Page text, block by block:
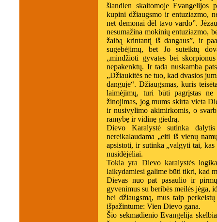
šiandien skaitomoje Evangelijos
kupini džiaugsmo ir entuziazmo,
net demonai dėl tavo vardo”.
nesumažina mokinių entuziazmo,
žaibą krintantį iš dangaus”, ir
sugebėjimų, bet Jo suteiktų
„mindžioti gyvates bei
nepakenktų. Ir tada nuskamba
„Džiaukitės ne tuo, kad dvasios
danguje“. Džiaugsmas, kuris
laimėjimų, turi būti pagrįstas ne
žinojimas, jog mums skirta vieta
ir nusivylimo akimirkomis, o
ramybę ir vidinę giedrą.
Dievo Karalystė sutinka
nereikalaudama „eiti iš vienų
apsistoti, ir sutinka „valgyti tai,
nusidėjėliai.
Tokia yra Dievo karalystės
laikydamiesi galime būti tikri, kad
Dievas nuo pat pasaulio ir
gyvenimus su beribės meilės jėga,
bei džiaugsmą, mus taip
išpažintume: Vien Dievo gana.
Šio sekmadienio Evangelija